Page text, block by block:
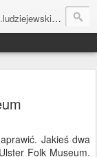
Jakieś dwa
Folk Museum.